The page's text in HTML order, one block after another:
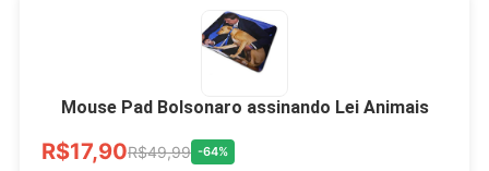
Mouse Pad Bolsonaro assinando Lei Animais
R$17,90R$49,99 -64%